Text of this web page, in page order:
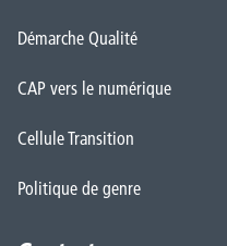
Démarche Qualité
CAP vers le numérique
Cellule Transition
Politique de genre